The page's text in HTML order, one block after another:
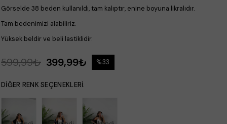
Görselde 38 beden kullanıldı, tam kalıptır, enine boyuna likralıdır.
Tam bedenimizi alabiliriz.
Yüksek beldir ve beli lastiklidir.
599,99₺ 399,99₺ %33
DIĞER RENK SEÇENEKLERI.